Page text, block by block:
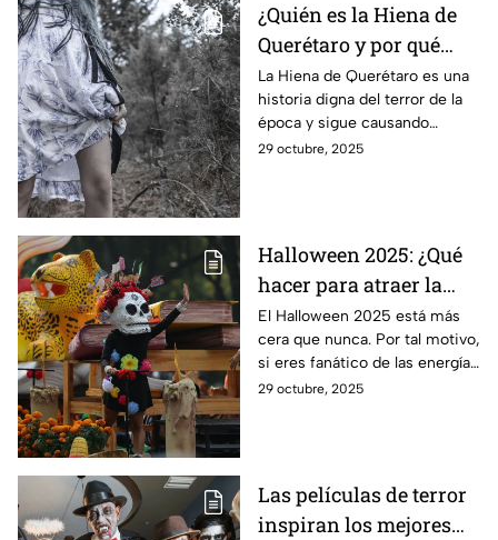
¿Quién es la Hiena de
Querétaro y por qué
mató a sus 3 hijos? Esta
es la historia de terror
en vísperas de
Halloween
La Hiena de Querétaro es una
historia digna del terror de la
época y sigue causando
sensaciones desfavorables en
29 octubre, 2025
Halloween 2025: ¿Qué
hacer para atraer la
buena energía y evitar
lo negativo?
El Halloween 2025 está más
cera que nunca. Por tal motivo,
si eres fanático de las energías
aquí conocerás algunos
29 octubre, 2025
Las películas de terror
inspiran los mejores